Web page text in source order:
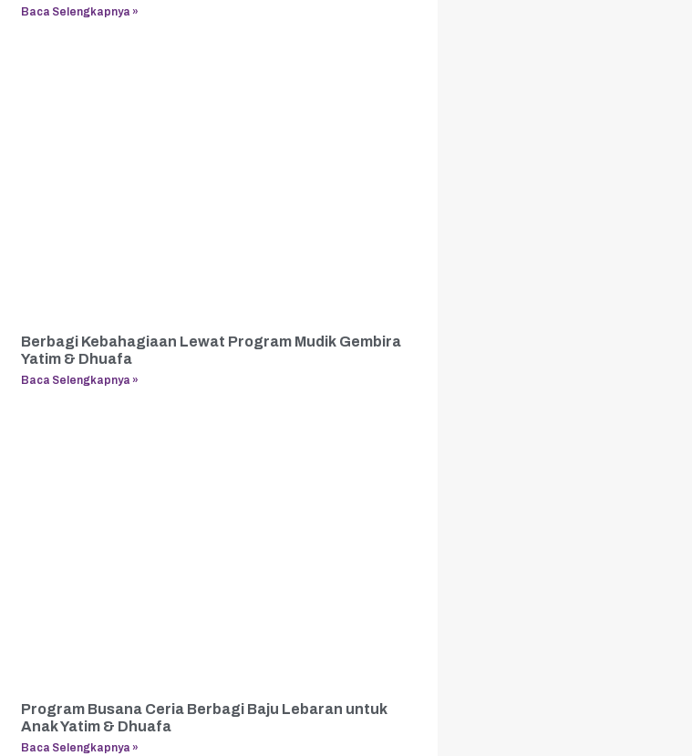
Baca Selengkapnya »
Berbagi Kebahagiaan Lewat Program Mudik Gembira
Yatim & Dhuafa
Baca Selengkapnya »
Program Busana Ceria Berbagi Baju Lebaran untuk
Anak Yatim & Dhuafa
Baca Selengkapnya »